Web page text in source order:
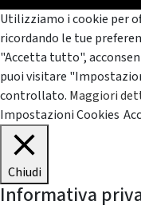
Utilizziamo i cookie per
ricordando le tue
"Accetta tutto",
puoi visitare
controllato. Maggiori
Impostazioni Cookies
Chiudi
Informativa